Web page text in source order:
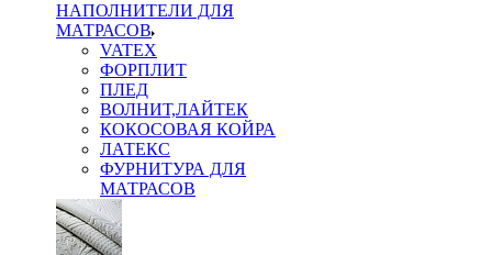
НАПОЛНИТЕЛИ ДЛЯ
МАТРАСОВ
VATEX
ФОРПЛИТ
ПЛЕД
ВОЛНИТ,ЛАЙТЕК
КОКОСОВАЯ КОЙРА
ЛАТЕКС
ФУРНИТУРА ДЛЯ
МАТРАСОВ